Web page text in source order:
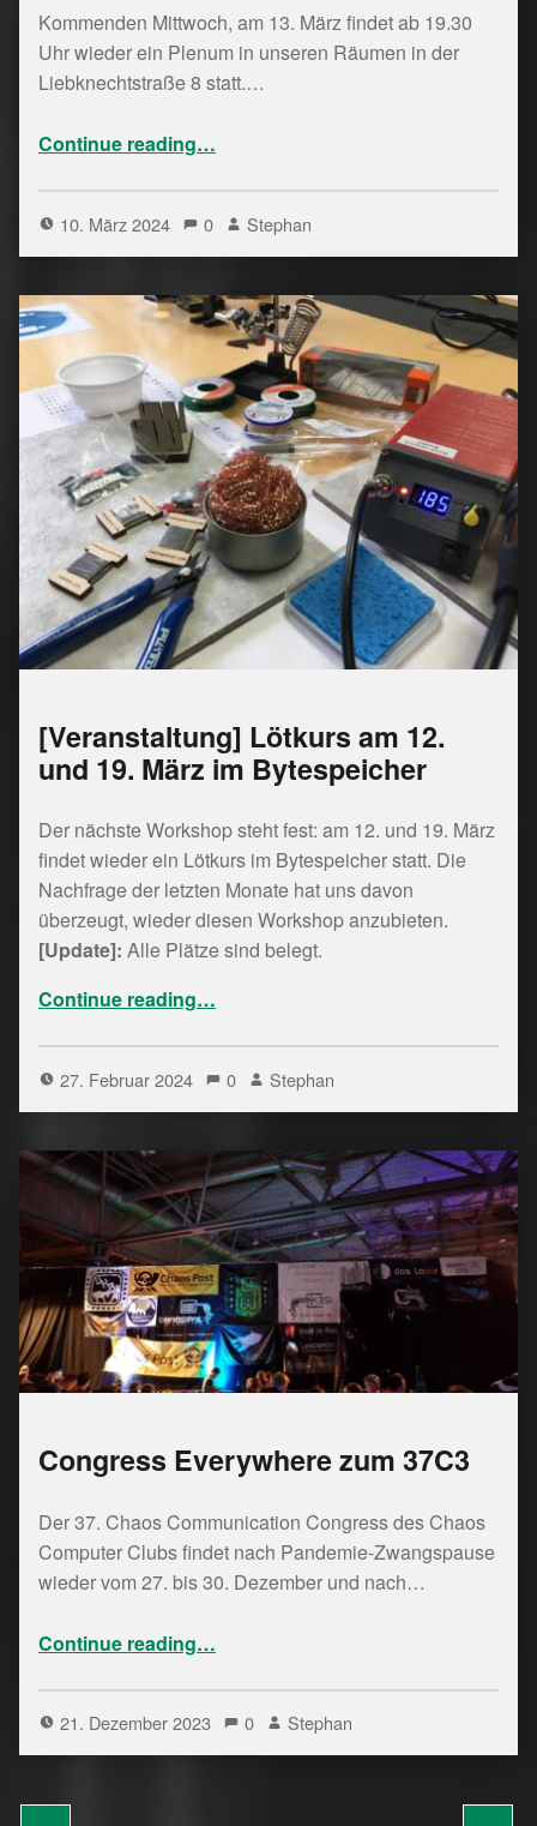
Kommenden Mittwoch, am 13. März findet ab 19.30
Uhr wieder ein Plenum in unseren Räumen in der
Liebknechtstraße 8 statt.…
Continue reading…
10. März 2024 0 Stephan
[Veranstaltung] Lötkurs am 12.
und 19. März im Bytespeicher
Der nächste Workshop steht fest: am 12. und 19. März
findet wieder ein Lötkurs im Bytespeicher statt. Die
Nachfrage der letzten Monate hat uns davon
überzeugt, wieder diesen Workshop anzubieten.
[Update]: Alle Plätze sind belegt.
Continue reading…
27. Februar 2024 0 Stephan
Congress Everywhere zum 37C3
Der 37. Chaos Communication Congress des Chaos
Computer Clubs findet nach Pandemie-Zwangspause
wieder vom 27. bis 30. Dezember und nach…
Continue reading…
21. Dezember 2023 0 Stephan